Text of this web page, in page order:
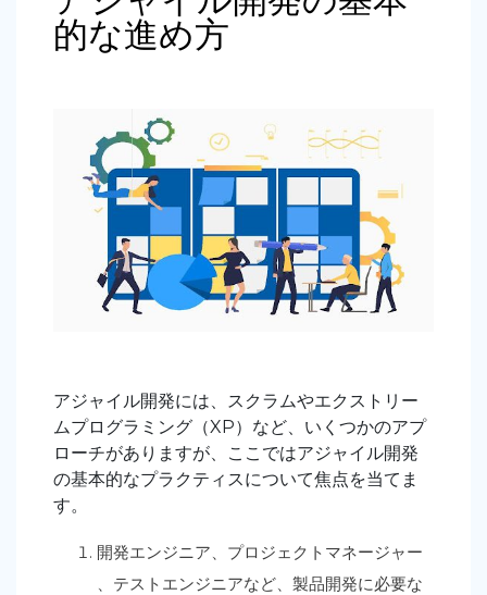
的な進め方
アジャイル開発には、スクラムやエクストリー
ムプログラミング（XP）など、いくつかのアプ
ローチがありますが、ここではアジャイル開発
の基本的なプラクティスについて焦点を当てま
す。
開発エンジニア、プロジェクトマネージャー
、テストエンジニアなど、製品開発に必要な